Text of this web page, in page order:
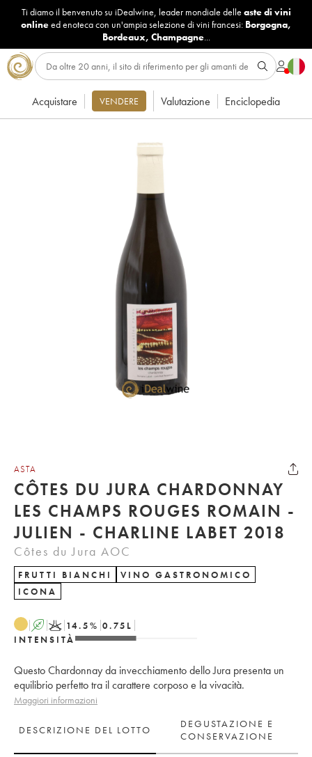
Ti diamo il benvenuto su iDealwine, leader mondiale delle aste di vini
onlineed enoteca con un'ampia selezione di vini francesi: Borgogna,
Bordeaux, Champagne...
Acquistare VENDERE Valutazione Enciclopedia
ASTA
CÔTES DU JURA CHARDONNAY
LES CHAMPS ROUGES ROMAIN -
JULIEN - CHARLINE LABET 2018
Côtes du Jura AOC
FRUTTI BIANCHI
VINO GASTRONOMICO
ICONA
A K 14.5% 0.75 L
INTENSITÀ
Questo Chardonnay da invecchiamento dello Jura presenta un
equilibrio perfetto tra il carattere corposo e la vivacità.
Maggiori informazioni
DESCRIZIONE DEL LOTTO
DEGUSTAZIONE E
CONSERVAZIONE